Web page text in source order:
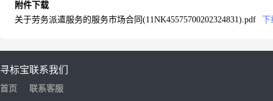
附件下载
关于劳务派遣服务的服务市场合同(11NK45575700202324831).pdf
寻标宝
首页
联系我们
联系客服